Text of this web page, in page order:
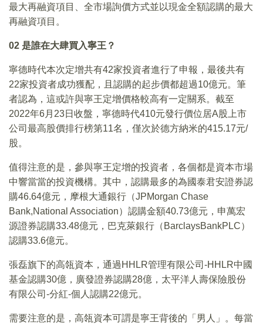
最大再融資項目、全市場詢價方式並以現金全額認購的最大
再融資項目。
02 是誰在大肆買入寧王？
寧德時代本次定增共有42家投資者進行了申報，最後共有
22家投資者成功獲配，且認購的起步價都超過10億元。筆
者認為，這或許與寧王定增價格較高有一定關系。截至
2022年6月23日收盤，寧德時代410元發行價位居A股上市
公司最高股價排行榜第11名，僅次於德方納米的415.17元/
股。
值得注意的是，參與寧王定增的投資者，各個都是資本市場
中響當當的投資機構。其中，認購最多的為國泰君安證券認
購46.64億元，摩根大通銀行（JPMorgan Chase
Bank,National Association）認購金額40.73億元，申萬宏
源證券認購33.48億元，巴克萊銀行（BarclaysBankPLC）
認購33.6億元。
張磊旗下的高瓴資本，通過HHLR管理有限公司-HHLR中國
基金認購30億，廣發證券認購28億，太平洋人壽保險股份
有限公司-分紅-個人認購22億元。
需要注意的是，高瓴資本可謂是寧王背後的「男人」。每當